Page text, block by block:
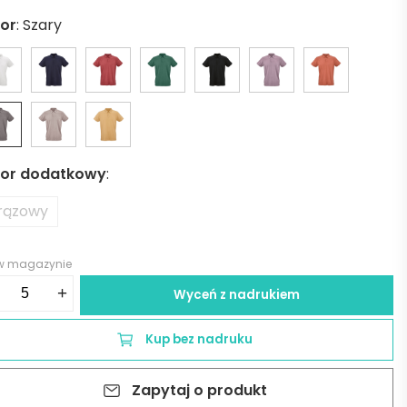
: Szary
dodatkowy:
magazynie
+ Wyceń z nadrukiem
Kup bez nadruku
Zapytaj o produkt